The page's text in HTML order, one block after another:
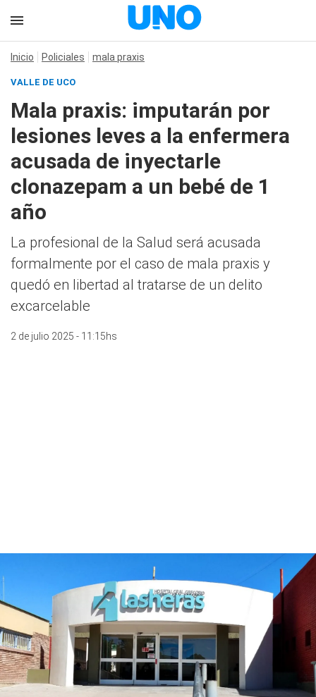
Inicio Policiales mala praxis
VALLE DE UCO
Mala praxis: imputarán por
lesiones leves a la enfermera
acusada de inyectarle
clonazepam a un bebé de 1
año
La profesional de la Salud será acusada
formalmente por el caso de mala praxis y
quedó en libertad al tratarse de un delito
excarcelable
2 de julio 2025 - 11:15hs